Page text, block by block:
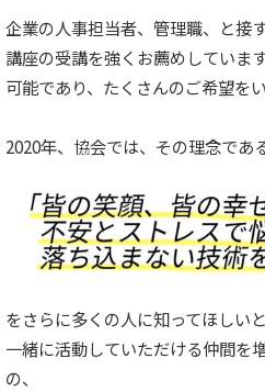
企業の人事担当者、管理職、と接
講座の受講を強くお薦めしていま
可能であり、たくさんのご希望を
2020年、協会では、その理念である
をさらに多くの人に知ってほしいと
一緒に活動していただける仲間を
の、